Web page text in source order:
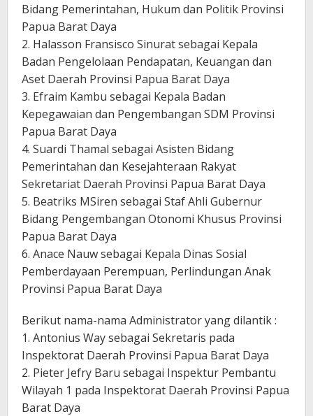
Bidang Pemerintahan, Hukum dan Politik Provinsi
Papua Barat Daya
2. Halasson Fransisco Sinurat sebagai Kepala
Badan Pengelolaan Pendapatan, Keuangan dan
Aset Daerah Provinsi Papua Barat Daya
3. Efraim Kambu sebagai Kepala Badan
Kepegawaian dan Pengembangan SDM Provinsi
Papua Barat Daya
4. Suardi Thamal sebagai Asisten Bidang
Pemerintahan dan Kesejahteraan Rakyat
Sekretariat Daerah Provinsi Papua Barat Daya
5. Beatriks MSiren sebagai Staf Ahli Gubernur
Bidang Pengembangan Otonomi Khusus Provinsi
Papua Barat Daya
6. Anace Nauw sebagai Kepala Dinas Sosial
Pemberdayaan Perempuan, Perlindungan Anak
Provinsi Papua Barat Daya
Berikut nama-nama Administrator yang dilantik :
1. Antonius Way sebagai Sekretaris pada
Inspektorat Daerah Provinsi Papua Barat Daya
2. Pieter Jefry Baru sebagai Inspektur Pembantu
Wilayah 1 pada Inspektorat Daerah Provinsi Papua
Barat Daya